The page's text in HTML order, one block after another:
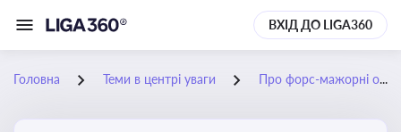
ВХІД ДО LIGA360
Головна Теми в центрі уваги Про форс-мажорні обставини